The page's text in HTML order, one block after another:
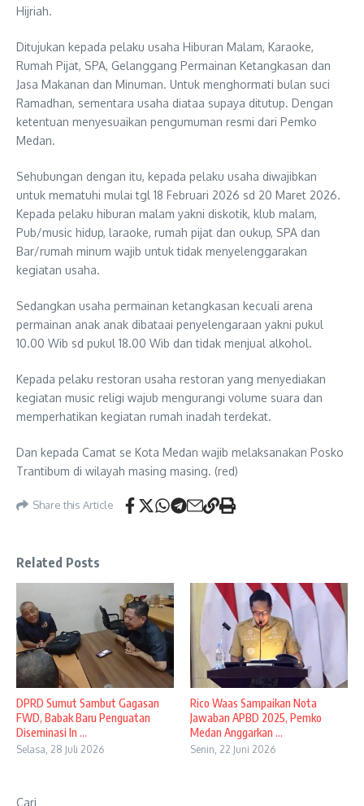
Hijriah.
Ditujukan kepada pelaku usaha Hiburan Malam, Karaoke,
Rumah Pijat, SPA, Gelanggang Permainan Ketangkasan dan
Jasa Makanan dan Minuman. Untuk menghormati bulan suci
Ramadhan, sementara usaha diataa supaya ditutup. Dengan
ketentuan menyesuaikan pengumuman resmi dari Pemko
Medan.
Sehubungan dengan itu, kepada pelaku usaha diwajibkan
untuk mematuhi mulai tgl 18 Februari 2026 sd 20 Maret 2026.
Kepada pelaku hiburan malam yakni diskotik, klub malam,
Pub/music hidup, laraoke, rumah pijat dan oukup, SPA dan
Bar/rumah minum wajib untuk tidak menyelenggarakan
kegiatan usaha.
Sedangkan usaha permainan ketangkasan kecuali arena
permainan anak anak dibataai penyelengaraan yakni pukul
10.00 Wib sd pukul 18.00 Wib dan tidak menjual alkohol.
Kepada pelaku restoran usaha restoran yang menyediakan
kegiatan music religi wajub mengurangi volume suara dan
memperhatikan kegiatan rumah inadah terdekat.
Dan kepada Camat se Kota Medan wajib melaksanakan Posko
Trantibum di wilayah masing masing. (red)
Share this Article
Related Posts
DPRD Sumut Sambut Gagasan
FWD, Babak Baru Penguatan
Diseminasi In ...
Selasa, 28 Juli 2026
Rico Waas Sampaikan Nota
Jawaban APBD 2025, Pemko
Medan Anggarkan ...
Senin, 22 Juni 2026
Cari